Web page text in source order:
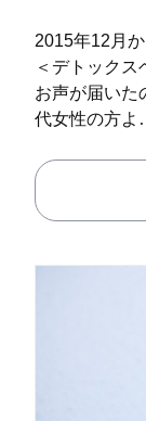
2015年12月
＜デトック
お声が届いた
代女性の方